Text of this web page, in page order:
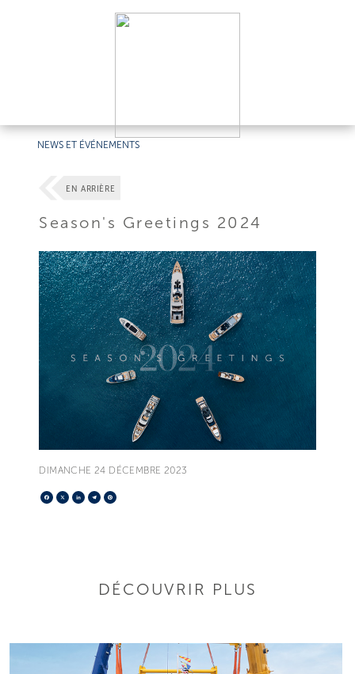
NEWS ET ÉVÉNEMENTS
EN ARRIÈRE
Season's Greetings 2024
DIMANCHE 24 DÉCEMBRE 2023
Facebook
X LinkedIn
Telegram
DÉCOUVRIR PLUS